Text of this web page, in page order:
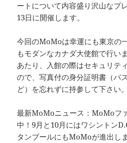
ートについて内容盛り沢山なプ
13日に開催します。
今回のMoMoは幸運にも東京の
もモダンなカナダ大使館で行い
あたり、入館の際はセキュリテ
ので、写真付の身分証明書（パ
ど）を忘れずに持参して下さい。
最新MoMoニュース：MoMoフ
中！9月と10月にはワシントン
タンブールにもMoMoが進出し